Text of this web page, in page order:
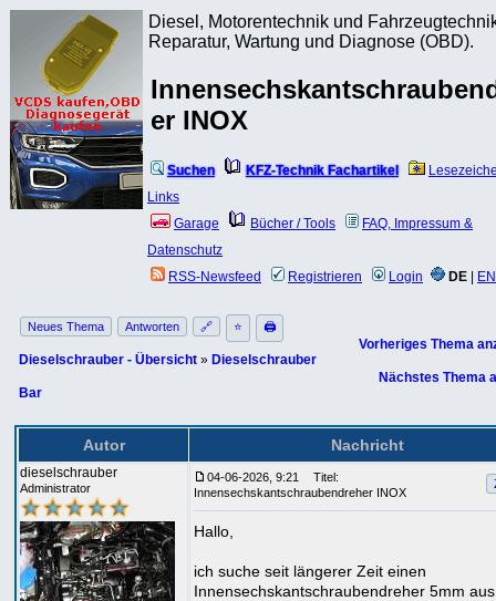
Diesel, Motorentechnik und
Reparatur, Wartung und Diagnose (OBD).
er INOX
Suchen KFZ-Technik Fachartikel
Links
Garage
Bücher / Tools
FAQ, Impressum &
Datenschutz
RSS-Newsfeed
Registrieren Login DE EN
Neues Thema Antworten 🔗 ⭐ 🖨
Dieselschrauber - Übersicht » Dieselschrauber
Bar
Vorheriges Thema
Nächstes Thema
Autor Nachricht
dieselschrauber
Administrator
04-06-2026, 9:21
Titel:
Innensechskantschraubendreher INOX
Hallo,
ich suche seit längerer Zeit einen
Innensechskantschraubendreher 5mm